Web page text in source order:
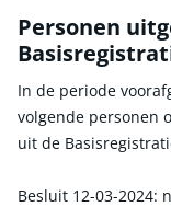
Personen
In de periode
volgende personen
uit de
Besluit 12-03-2024: